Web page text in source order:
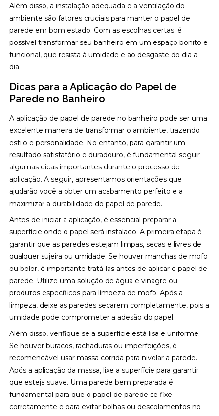
Além disso, a instalação adequada e a ventilação do
ambiente são fatores cruciais para manter o papel de
parede em bom estado. Com as escolhas certas, é
possível transformar seu banheiro em um espaço bonito e
funcional, que resista à umidade e ao desgaste do dia a
dia.
Dicas para a Aplicação do Papel de
Parede no Banheiro
A aplicação de papel de parede no banheiro pode ser uma
excelente maneira de transformar o ambiente, trazendo
estilo e personalidade. No entanto, para garantir um
resultado satisfatório e duradouro, é fundamental seguir
algumas dicas importantes durante o processo de
aplicação. A seguir, apresentamos orientações que
ajudarão você a obter um acabamento perfeito e a
maximizar a durabilidade do papel de parede.
Antes de iniciar a aplicação, é essencial preparar a
superfície onde o papel será instalado. A primeira etapa é
garantir que as paredes estejam limpas, secas e livres de
qualquer sujeira ou umidade. Se houver manchas de mofo
ou bolor, é importante tratá-las antes de aplicar o papel de
parede. Utilize uma solução de água e vinagre ou
produtos específicos para limpeza de mofo. Após a
limpeza, deixe as paredes secarem completamente, pois a
umidade pode comprometer a adesão do papel.
Além disso, verifique se a superfície está lisa e uniforme.
Se houver buracos, rachaduras ou imperfeições, é
recomendável usar massa corrida para nivelar a parede.
Após a aplicação da massa, lixe a superfície para garantir
que esteja suave. Uma parede bem preparada é
fundamental para que o papel de parede se fixe
corretamente e para evitar bolhas ou descolamentos no